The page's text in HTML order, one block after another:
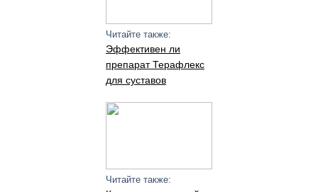
Читайте также:
Эффективен ли
препарат Терафлекс
для суставов
Читайте также: